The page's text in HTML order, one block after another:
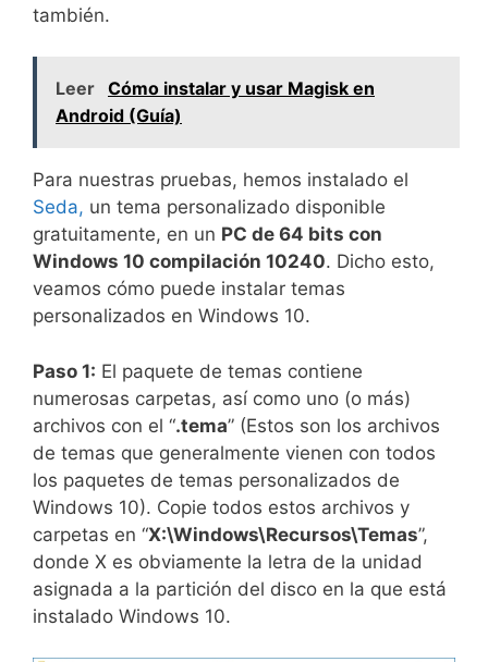
también.
Leer Cómo instalar y usar Magisk en
Android (Guía)
Para nuestras pruebas, hemos instalado el
Seda, un tema personalizado disponible
gratuitamente, en un PC de 64 bits con
Windows 10 compilación 10240. Dicho esto,
veamos cómo puede instalar temas
personalizados en Windows 10.
Paso 1: El paquete de temas contiene
numerosas carpetas, así como uno (o más)
archivos con el “.tema” (Estos son los archivos
de temas que generalmente vienen con todos
los paquetes de temas personalizados de
Windows 10). Copie todos estos archivos y
carpetas en “X:\Windows\Recursos\Temas”,
donde X es obviamente la letra de la unidad
asignada a la partición del disco en la que está
instalado Windows 10.